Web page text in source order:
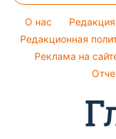
Виталий
Модные ошибки
Новости моды
Советы от
Новости Сум
Новости
Новости Львова
Новости Ровно
Новости Днепра
Новости
O нас Редакция
Редакционная
Реклама на